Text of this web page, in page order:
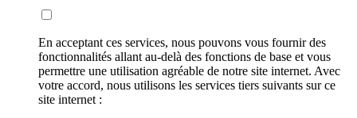
En acceptant ces services, nous pouvons vous fournir des
fonctionnalités allant au-delà des fonctions de base et vous
permettre une utilisation agréable de notre site internet. Avec
votre accord, nous utilisons les services tiers suivants sur ce
site internet :